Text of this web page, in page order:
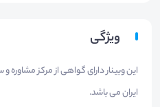
ویژگی
این وبینار دارای گواهی از مرکز
ایران می باشد.